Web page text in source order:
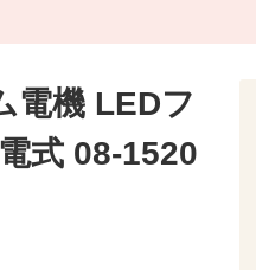
電機 LEDフ
式 08-1520